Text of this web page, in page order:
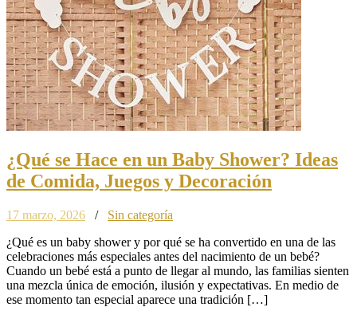
¿Qué se Hace en un Baby Shower? Ideas
de Comida, Juegos y Decoración
17 marzo, 2026 / Sin categoría
¿Qué es un baby shower y por qué se ha convertido en una de las
celebraciones más especiales antes del nacimiento de un bebé?
Cuando un bebé está a punto de llegar al mundo, las familias sienten
una mezcla única de emoción, ilusión y expectativas. En medio de
ese momento tan especial aparece una tradición […]